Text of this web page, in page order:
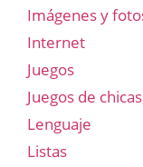
Imágenes y
Internet
Juegos
Juegos de
Lenguaje
Listas